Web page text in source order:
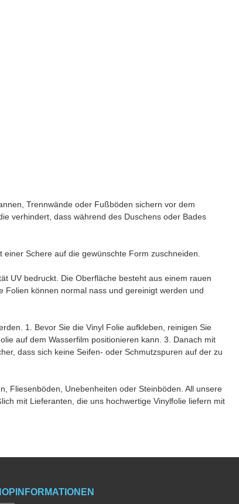
Trennwände oder Fußböden sichern vor dem
verhindert, dass während des Duschens oder Bades
Schere auf die gewünschte Form zuschneiden.
UV bedruckt. Die Oberfläche besteht aus einem rauen
Folien können normal nass und gereinigt werden und
1. Bevor Sie die Vinyl Folie aufkleben, reinigen Sie
auf dem Wasserfilm positionieren kann. 3. Danach mit
dass sich keine Seifen- oder Schmutzspuren auf der zu
Fliesenböden, Unebenheiten oder Steinböden. All unsere
mit Lieferanten, die uns hochwertige Vinylfolie liefern mit